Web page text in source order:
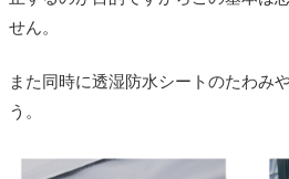
せん。
また同時に透湿防水シートのたわみ
う。